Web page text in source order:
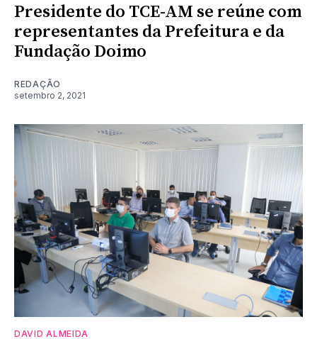
Presidente do TCE-AM se reúne com
representantes da Prefeitura e da
Fundação Doimo
REDAÇÃO
setembro 2, 2021
DAVID ALMEIDA